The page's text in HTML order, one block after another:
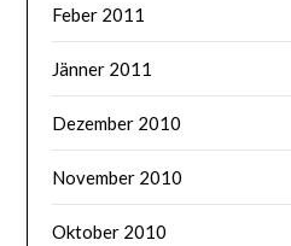
Feber 2011
Jänner 2011
Dezember 2010
November 2010
Oktober 2010